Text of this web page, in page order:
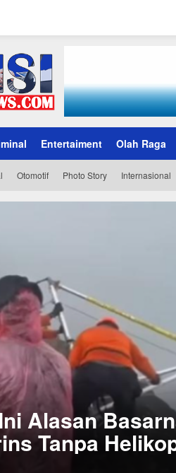
Entertaiment Olah Raga
Otomotif Photo Story Internasional
Alasan
Tanpa